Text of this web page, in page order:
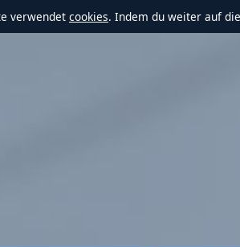
verwendet cookies. Indem du weiter auf